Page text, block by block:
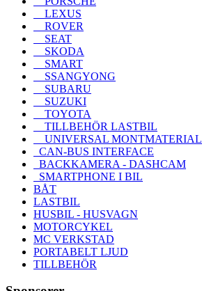
LEXUS
ROVER
SEAT
SKODA
SMART
SSANGYONG
SUBARU
SUZUKI
TOYOTA
TILLBEHÖR LASTBIL
UNIVERSAL MONTMATERIAL
CAN-BUS INTERFACE
BACKKAMERA - DASHCAM
SMARTPHONE I BIL
BÅT
LASTBIL
HUSBIL - HUSVAGN
MOTORCYKEL
MC VERKSTAD
PORTABELT LJUD
TILLBEHÖR